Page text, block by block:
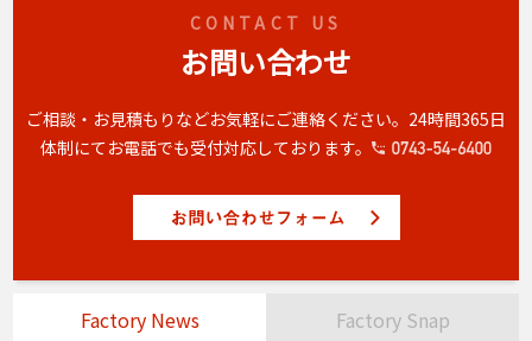
CONTACT US
お問い合わせ
ご相談・お見積もりなどお気軽にご連絡ください。 24時間365日
体制にてお電話でも受付対応しております。
Factory News Factory Snap